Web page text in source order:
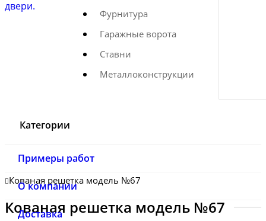
Фурнитура
Гаражные ворота
Ставни
Металлоконструкции
Категории
Примеры работ
О компании
Доставка
Кованая решетка модель №67
Кованая решетка модель №67